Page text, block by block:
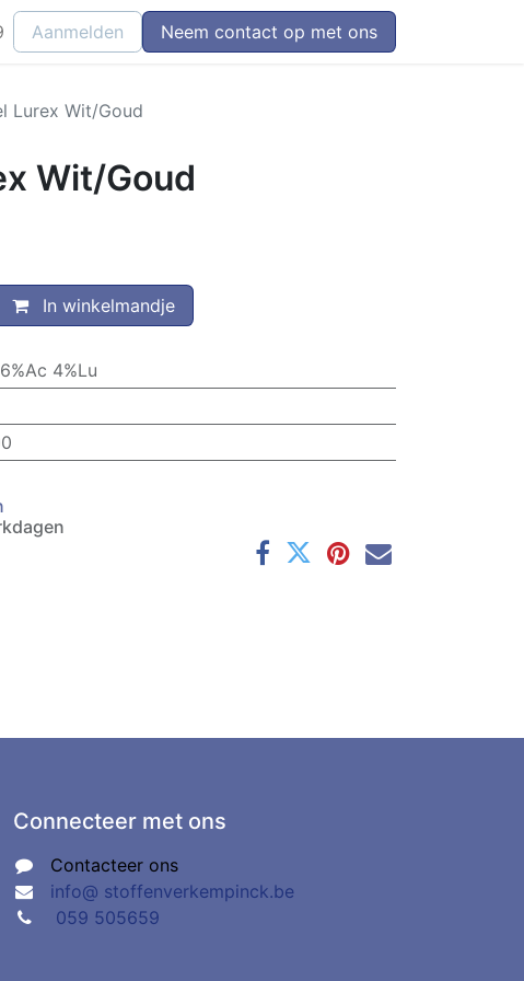
Aanmelden Neem contact op met ons
Lurex Wit/Goud
Wit/Goud
In winkelmandje
4%Lu
Connecteer met ons
Contacteer ons
info@ stoffenverkempinck.be
059 505659